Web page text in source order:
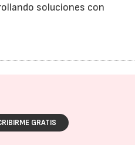
soluciones con
GRATIS